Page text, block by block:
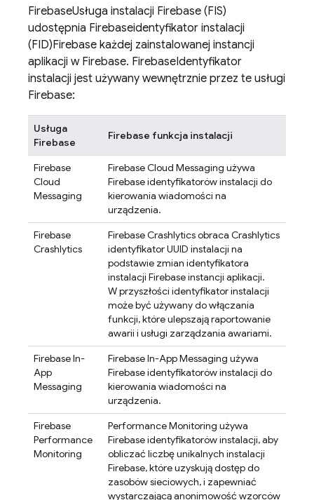
FirebaseUsługa instalacji Firebase (FIS)
udostępnia Firebaseidentyfikator instalacji
(FID)Firebase każdej zainstalowanej instancji
aplikacji w Firebase. FirebaseIdentyfikator
instalacji jest używany wewnętrznie przez te usługi
Firebase:
Usługa
Firebase
Firebase funkcja instalacji
Firebase
Cloud
Messaging
Firebase Cloud Messaging używa
Firebaseidentyfikatorów instalacji do
kierowania wiadomości na
urządzenia.
Firebase
Crashlytics
Firebase Crashlyticsobraca Crashlytics
identyfikator UUID instalacji na
podstawie zmian identyfikatora
instalacji Firebase instancji aplikacji.
W przyszłości identyfikator instalacji
może być używany do włączania
funkcji, które ulepszają raportowanie
awarii i usługi zarządzania awariami.
Firebase In-
App
Messaging
Firebase In-App Messaging używa
Firebaseidentyfikatorów instalacji do
kierowania wiadomości na
urządzenia.
Firebase
Performance
Monitoring
Performance Monitoring używa
Firebaseidentyfikatorów instalacji, aby
obliczać liczbę unikalnych instalacji
Firebase, które uzyskują dostęp do
zasobów sieciowych, i zapewniać
wystarczającą anonimowość wzorców